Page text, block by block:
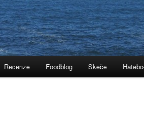
Recenze Foodblog Skeče